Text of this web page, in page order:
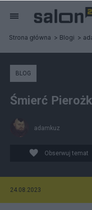
Strona główna Blogi
BLOG
Śmierć
adamkuz
Obserwuj temat
24.08.2023